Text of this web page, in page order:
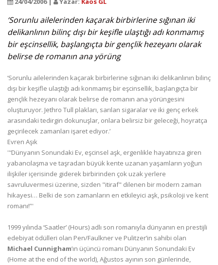
‘Sorunlu ailelerinden kaçarak birbirlerine sığınan iki
delikanlının bilinç dışı bir keşifle ulaştığı adı konmamış
bir eşcinsellik, başlangıçta bir gençlik hezeyanı olarak
belirse de romanın ana yörüng
‘Sorunlu ailelerinden kaçarak birbirlerine sığınan iki delikanlının bilinç
dışı bir keşifle ulaştığı adı konmamış bir eşcinsellik, başlangıçta bir
gençlik hezeyanı olarak belirse de romanın ana yörüngesini
oluşturuyor. Jethro Tull plakları, sarılan sigaralar ve iki genç erkek
arasındaki tedirgin dokunuşlar, onlara belirsiz bir geleceği, hoyratça
geçirilecek zamanları işaret ediyor.’
Evren Aşık
''‘Dünyanın Sonundaki Ev, eşcinsel aşk, ergenlikle hayatınıza giren
yabancılaşma ve taşradan büyük kente uzanan yaşamların yoğun
ilişkiler içerisinde giderek birbirinden çok uzak yerlere
savruluvermesi üzerine, sizden "itiraf" dilenen bir modern zaman
hikayesi… Belki de son zamanların en etkileyici aşk, psikoloji ve kent
romanı!’''
1999 yılında ‘Saatler’ (Hours) adlı son romanıyla dünyanın en prestijli
edebiyat ödülleri olan Pen/Faulkner ve Pulitzer’in sahibi olan
Michael Cunnigham’ın üçüncü romanı Dünyanın Sonundaki Ev
(Home at the end of the world), Ağustos ayının son günlerinde,